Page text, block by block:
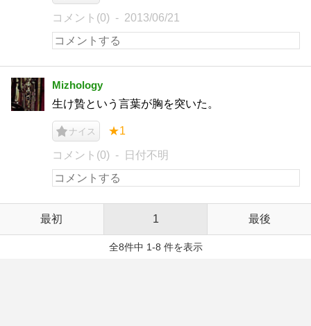
コメント(0) 2013/06/21
Mizhology
生け贄という言葉が胸を突いた。
ナイス ★1
コメント(0) 日付不明
最初 1 最後
全8件中 1-8 件を表示